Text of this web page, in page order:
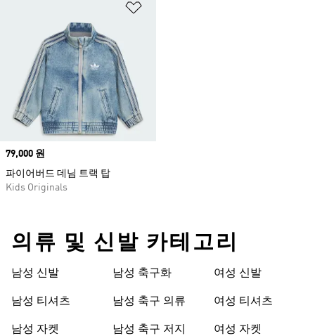
Price
79,000 원
파이어버드 데님 트랙 탑
Kids Originals
의류 및 신발 카테고리
남성 신발
남성 티셔츠
남성 자켓
남성 축구화
남성 축구 의류
남성 축구 저지
여성 신발
여성 티셔츠
여성 자켓